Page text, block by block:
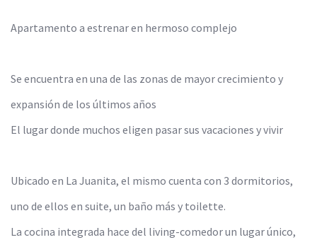
Apartamento a estrenar en hermoso complejo
Se encuentra en una de las zonas de mayor crecimiento y
expansión de los últimos años
El lugar donde muchos eligen pasar sus vacaciones y vivir
Ubicado en La Juanita, el mismo cuenta con 3 dormitorios,
uno de ellos en suite, un baño más y toilette.
La cocina integrada hace del living-comedor un lugar único,